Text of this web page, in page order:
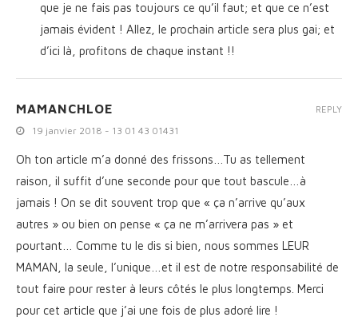
que je ne fais pas toujours ce qu’il faut; et que ce n’est
jamais évident ! Allez, le prochain article sera plus gai; et
d’ici là, profitons de chaque instant !!
MAMANCHLOE
19 janvier 2018 - 13 01 43 01431
Oh ton article m’a donné des frissons…Tu as tellement
raison, il suffit d’une seconde pour que tout bascule…à
jamais ! On se dit souvent trop que « ça n’arrive qu’aux
autres » ou bien on pense « ça ne m’arrivera pas » et
pourtant… Comme tu le dis si bien, nous sommes LEUR
MAMAN, la seule, l’unique…et il est de notre responsabilité de
tout faire pour rester à leurs côtés le plus longtemps. Merci
pour cet article que j’ai une fois de plus adoré lire !
REPLY